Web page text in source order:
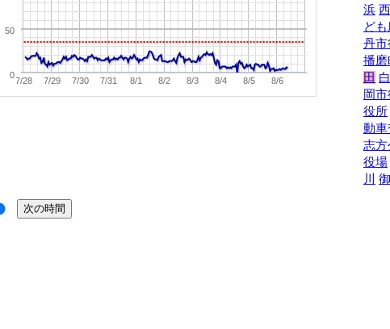
7/28 7/29 7/30 7/31 8/1 8/2 8/3 8/4 8/5 8/6
0
50
浜
ど
丹市
播磨
田
岡
役所
動車
志方
役場
川